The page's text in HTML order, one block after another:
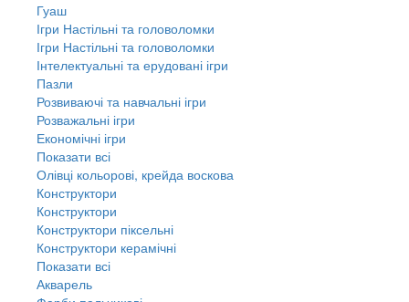
Гуаш
Ігри Настільні та головоломки
Ігри Настільні та головоломки
Інтелектуальні та ерудовані ігри
Пазли
Розвиваючі та навчальні ігри
Розважальні ігри
Економічні ігри
Показати всі
Олівці кольорові, крейда воскова
Конструктори
Конструктори
Конструктори піксельні
Конструктори керамічні
Показати всі
Акварель